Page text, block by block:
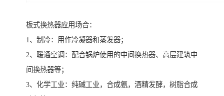
板式换热器应用场合：
1、制冷：用作冷凝器和蒸发器；
2、暖通空调：配合锅炉使用的中间换热器、高层建筑中
间换热器等；
3、化学工业：纯碱工业，合成氨，酒精发酵，树脂合成